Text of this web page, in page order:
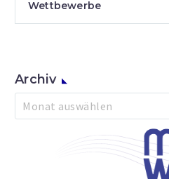
Wettbewerbe
Archiv
Archiv
Monat auswählen